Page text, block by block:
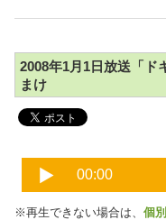
2008年1月1日放送「ド
まけ
※再生できない場合は、 個